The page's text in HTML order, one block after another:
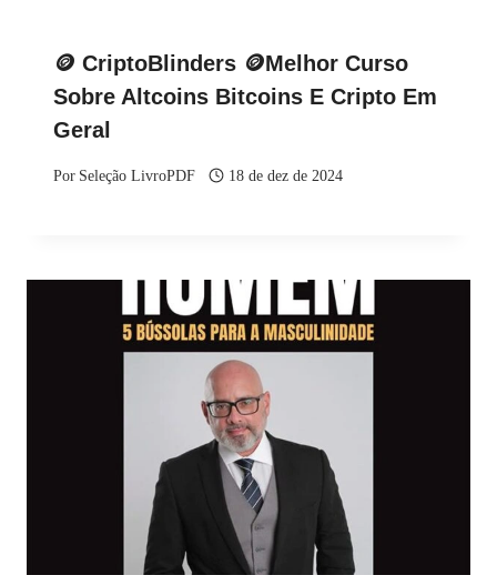
🪙 CriptoBlinders 🪙Melhor Curso
Sobre Altcoins Bitcoins E Cripto Em
Geral
Por Seleção LivroPDF 18 de dez de 2024